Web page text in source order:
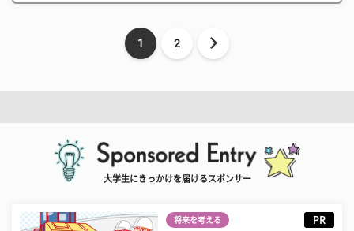
1 2
大学生にきっかけを届けるスポンサー
将来を考える PR